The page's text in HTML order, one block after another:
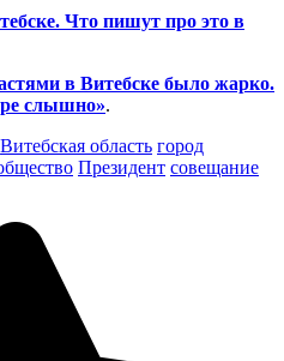
Что пишут про это в
в Витебске было жарко.
слышно».
Витебская область город
Президент совещание